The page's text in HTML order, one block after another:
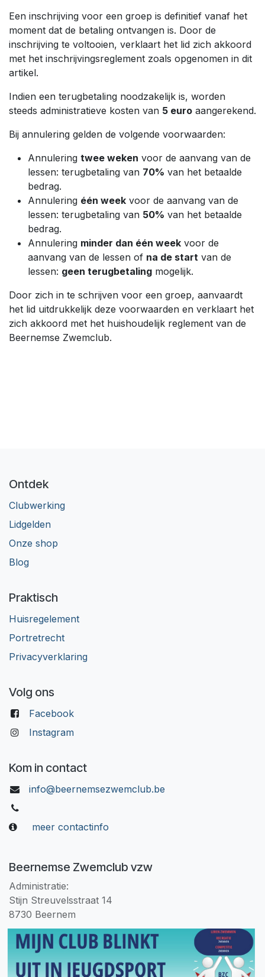
Een inschrijving voor een groep is definitief vanaf het
moment dat de betaling ontvangen is. Door de
inschrijving te voltooien, verklaart het lid zich akkoord
met het inschrijvingsreglement zoals opgenomen in dit
artikel.
Indien een terugbetaling noodzakelijk is, worden
steeds administratieve kosten van 5 euro aangerekend.
Bij annulering gelden de volgende voorwaarden:
Annulering twee weken voor de aanvang van de
lessen: terugbetaling van 70% van het betaalde
bedrag.
Annulering één week voor de aanvang van de
lessen: terugbetaling van 50% van het betaalde
bedrag.
Annulering minder dan één week voor de
aanvang van de lessen of na de start van de
lessen: geen terugbetaling mogelijk.
Door zich in te schrijven voor een groep, aanvaardt
het lid uitdrukkelijk deze voorwaarden en verklaart het
zich akkoord met het huishoudelijk reglement van de
Beernemse Zwemclub.
Ontdek
Clubwerking
Lidgelden
Onze shop
Blog
Praktisch
Huisregelement​
Portretrecht
Privacyverklaring
Volg ons
Facebook
Instagram
Kom in contact
info@beernemsezwemclub.be
meer contactinfo
Beernemse Zwemclub vzw
Administratie:
Stijn Streuvelsstraat 14
8730 Beernem